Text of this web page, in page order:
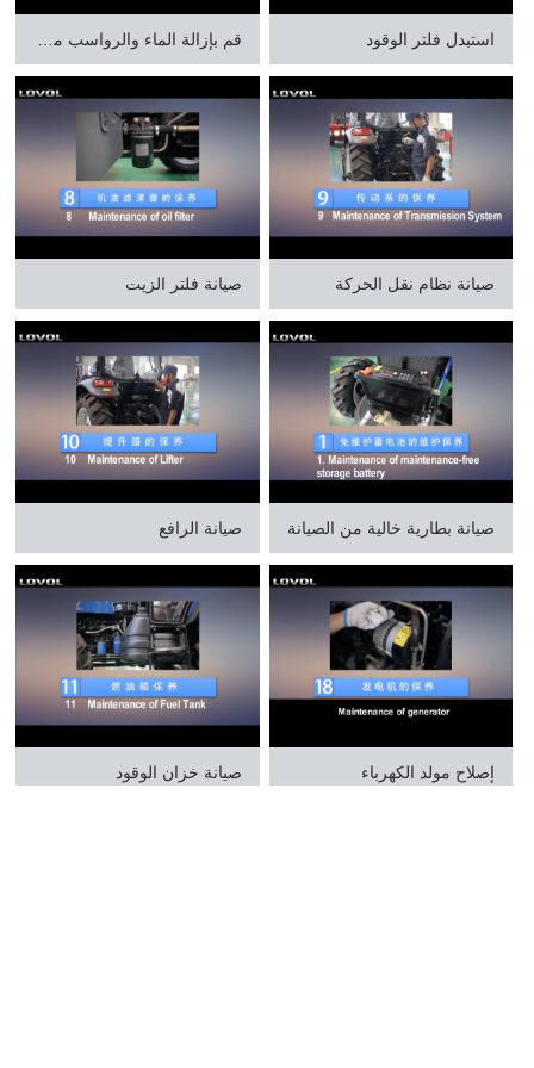
استبدل فلتر الوقود
صيانة نظام نقل الحركة صيانة فلتر الزيت
صيانة بطارية خالية من الصيانة صيانة الرافع
إصلاح مولد الكهرباء صيانة خزان الوقود